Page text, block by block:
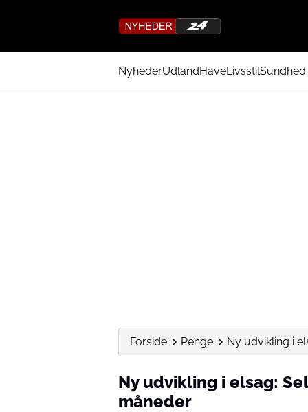
NyhederUdlandHaveLivsstilSundhed
Forside Penge Ny udvikling i
Ny udvikling i elsag:
måneder